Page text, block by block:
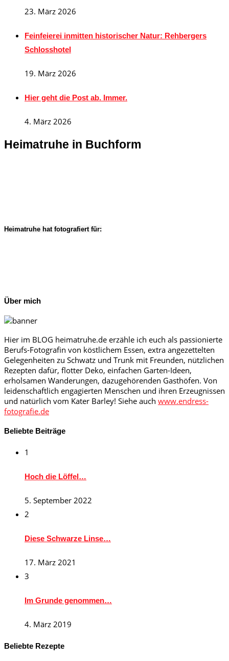
23. März 2026
Feinfeierei inmitten historischer Natur: Rehbergers
Schlosshotel
19. März 2026
Hier geht die Post ab. Immer.
4. März 2026
Heimatruhe in Buchform
Heimatruhe hat fotografiert für:
Über mich
Hier im BLOG heimatruhe.de erzähle ich euch als passionierte
Berufs-Fotografin von köstlichem Essen, extra angezettelten
Gelegenheiten zu Schwatz und Trunk mit Freunden, nützlichen
Rezepten dafür, flotter Deko, einfachen Garten-Ideen,
erholsamen Wanderungen, dazugehörenden Gasthöfen. Von
leidenschaftlich engagierten Menschen und ihren Erzeugnissen
und natürlich vom Kater Barley! Siehe auch www.endress-
fotografie.de
Beliebte Beiträge
1
Hoch die Löffel…
5. September 2022
2
Diese Schwarze Linse…
17. März 2021
3
Im Grunde genommen…
4. März 2019
Beliebte Rezepte